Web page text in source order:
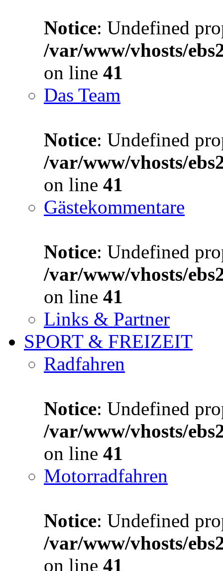
Notice: Undefined
/var/www/vhosts/
on line 41
Das Team
Notice: Undefined
/var/www/vhosts/
on line 41
Gästekommentare
Notice: Undefined
/var/www/vhosts/
on line 41
Links & Partner
SPORT & FREIZEIT
Radfahren
Notice: Undefined
/var/www/vhosts/
on line 41
Motorradfahren
Notice: Undefined
/var/www/vhosts/
on line 41